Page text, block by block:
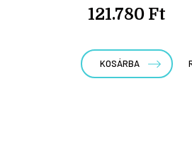
121.780 Ft
KOSÁRBA